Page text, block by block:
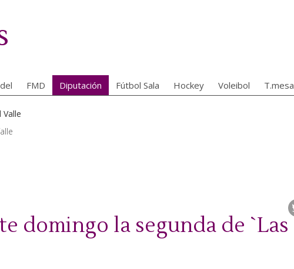
FMD Diputación Fútbol Sala Hockey Voleibol T.mesa
domingo la segunda de `Las